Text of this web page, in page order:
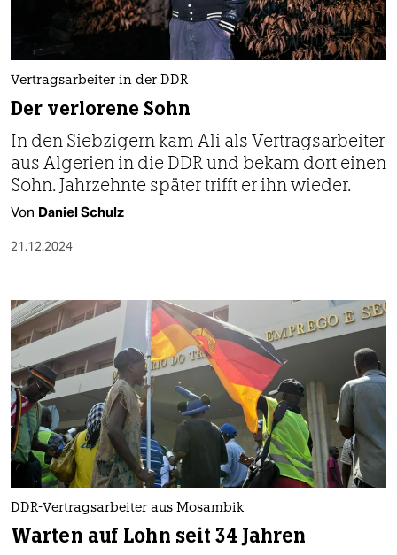
Vertragsarbeiter in der DDR
Der verlorene Sohn
In den Siebzigern kam Ali als Vertragsarbeiter
aus Algerien in die DDR und bekam dort einen
Sohn. Jahrzehnte später trifft er ihn wieder.
Von Daniel Schulz
21.12.2024
DDR-Vertragsarbeiter aus Mosambik
Warten auf Lohn seit 34 Jahren